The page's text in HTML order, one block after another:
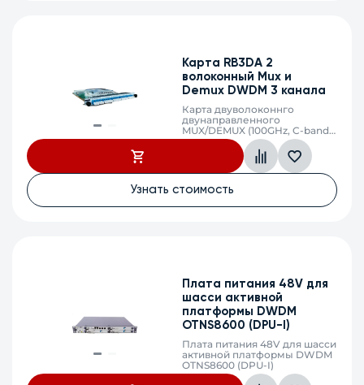
Карта RB3DA 2
волоконный Mux и
Demux DWDM 3 канала
Карта двуволоконнго
двунаправленного
MUX/DEMUX (100GHz, C-band
2x3*lambdas
mux&demux,100GHz, LC)
Узнать стоимость
Плата питания 48V для
шасси активной
платформы DWDM
OTNS8600 (DPU-I)
Плата питания 48V для шасси
активной платформы DWDM
OTNS8600 (DPU-I)